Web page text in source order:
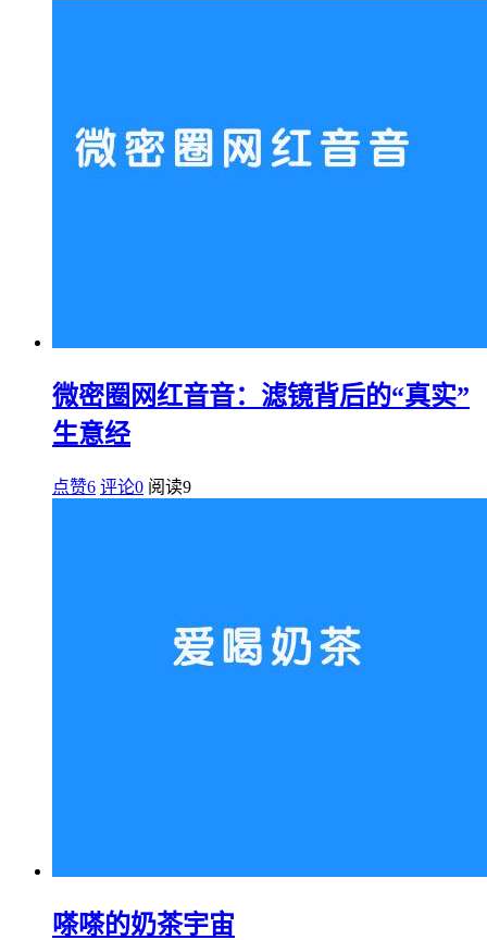
微密圈网红音音：滤镜背后的“真实”
生意经
点赞6 评论0 阅读9
嗏嗏的奶茶宇宙